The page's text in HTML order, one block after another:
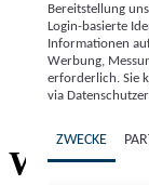
Bereitstellung
Login-basierte
Informationen
Werbung,
erforderlich. Sie
via
ZWECKE